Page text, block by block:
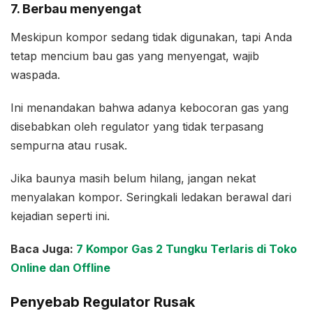
7. Berbau menyengat
Meskipun kompor sedang tidak digunakan, tapi Anda
tetap mencium bau gas yang menyengat, wajib
waspada.
Ini menandakan bahwa adanya kebocoran gas yang
disebabkan oleh regulator yang tidak terpasang
sempurna atau rusak.
Jika baunya masih belum hilang, jangan nekat
menyalakan kompor. Seringkali ledakan berawal dari
kejadian seperti ini.
Baca Juga: 7 Kompor Gas 2 Tungku Terlaris di Toko
Online dan Offline
Penyebab Regulator Rusak